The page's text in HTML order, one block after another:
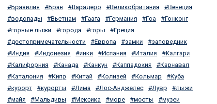
Бразилия
Бран Варадеро Великобритания
Венеция
водопады
Вьетнам Гаага Германия Гоа
Гонконг
горные лыжи
города горы
Греция
достопримечательности
Европа замки
заповедник
Индия
Индонезия инки Испания Италия
Калгари
Калифорния
Канада Канкун Каппадокия
Карнавал
Каталония
Кипр Китай Колизей Кольмар
Куба
курорт
курорты Лима Лос-Анджелес Лувр
лыжи
майя
Мальдивы Мексика море мосты
музеи